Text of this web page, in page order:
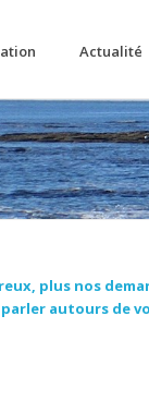
Actualité
plus nos
parler autours de